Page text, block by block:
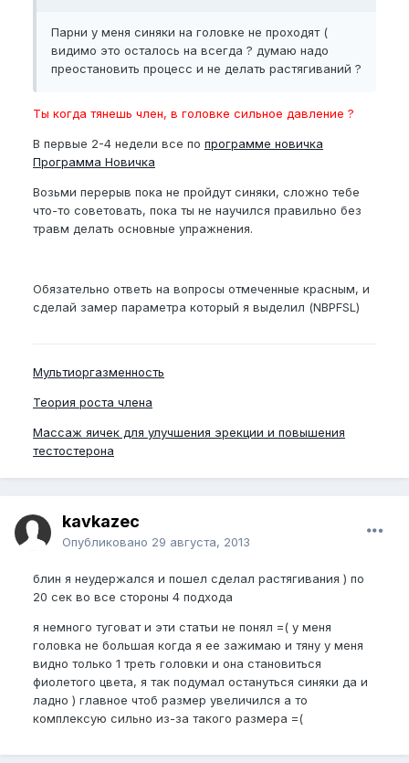
Парни у меня синяки на головке не проходят (
видимо это осталось на всегда ? думаю надо
преостановить процесс и не делать растягиваний ?
Ты когда тянешь член, в головке сильное давление ?
В первые 2-4 недели все по программе новичка
Программа Новичка
Возьми перерыв пока не пройдут синяки, сложно тебе
что-то советовать, пока ты не научился правильно без
травм делать основные упражнения.
Обязательно ответь на вопросы отмеченные красным, и
сделай замер параметра который я выделил (NBPFSL)
Мультиоргазменность
Теория роста члена
Массаж яичек для улучшения эрекции и повышения
тестостерона
kavkazec
Опубликовано 29 августа, 2013
блин я неудержался и пошел сделал растягивания ) по
20 сек во все стороны 4 подхода
я немного туговат и эти статьи не понял =( у меня
головка не большая когда я ее зажимаю и тяну у меня
видно только 1 треть головки и она становиться
фиолетого цвета, я так подумал остануться синяки да и
ладно ) главное чтоб размер увеличился а то
комплексую сильно из-за такого размера =(